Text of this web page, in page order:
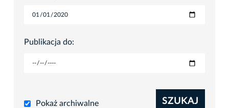
Publikacja do:
Pokaż archiwalne SZUKAJ